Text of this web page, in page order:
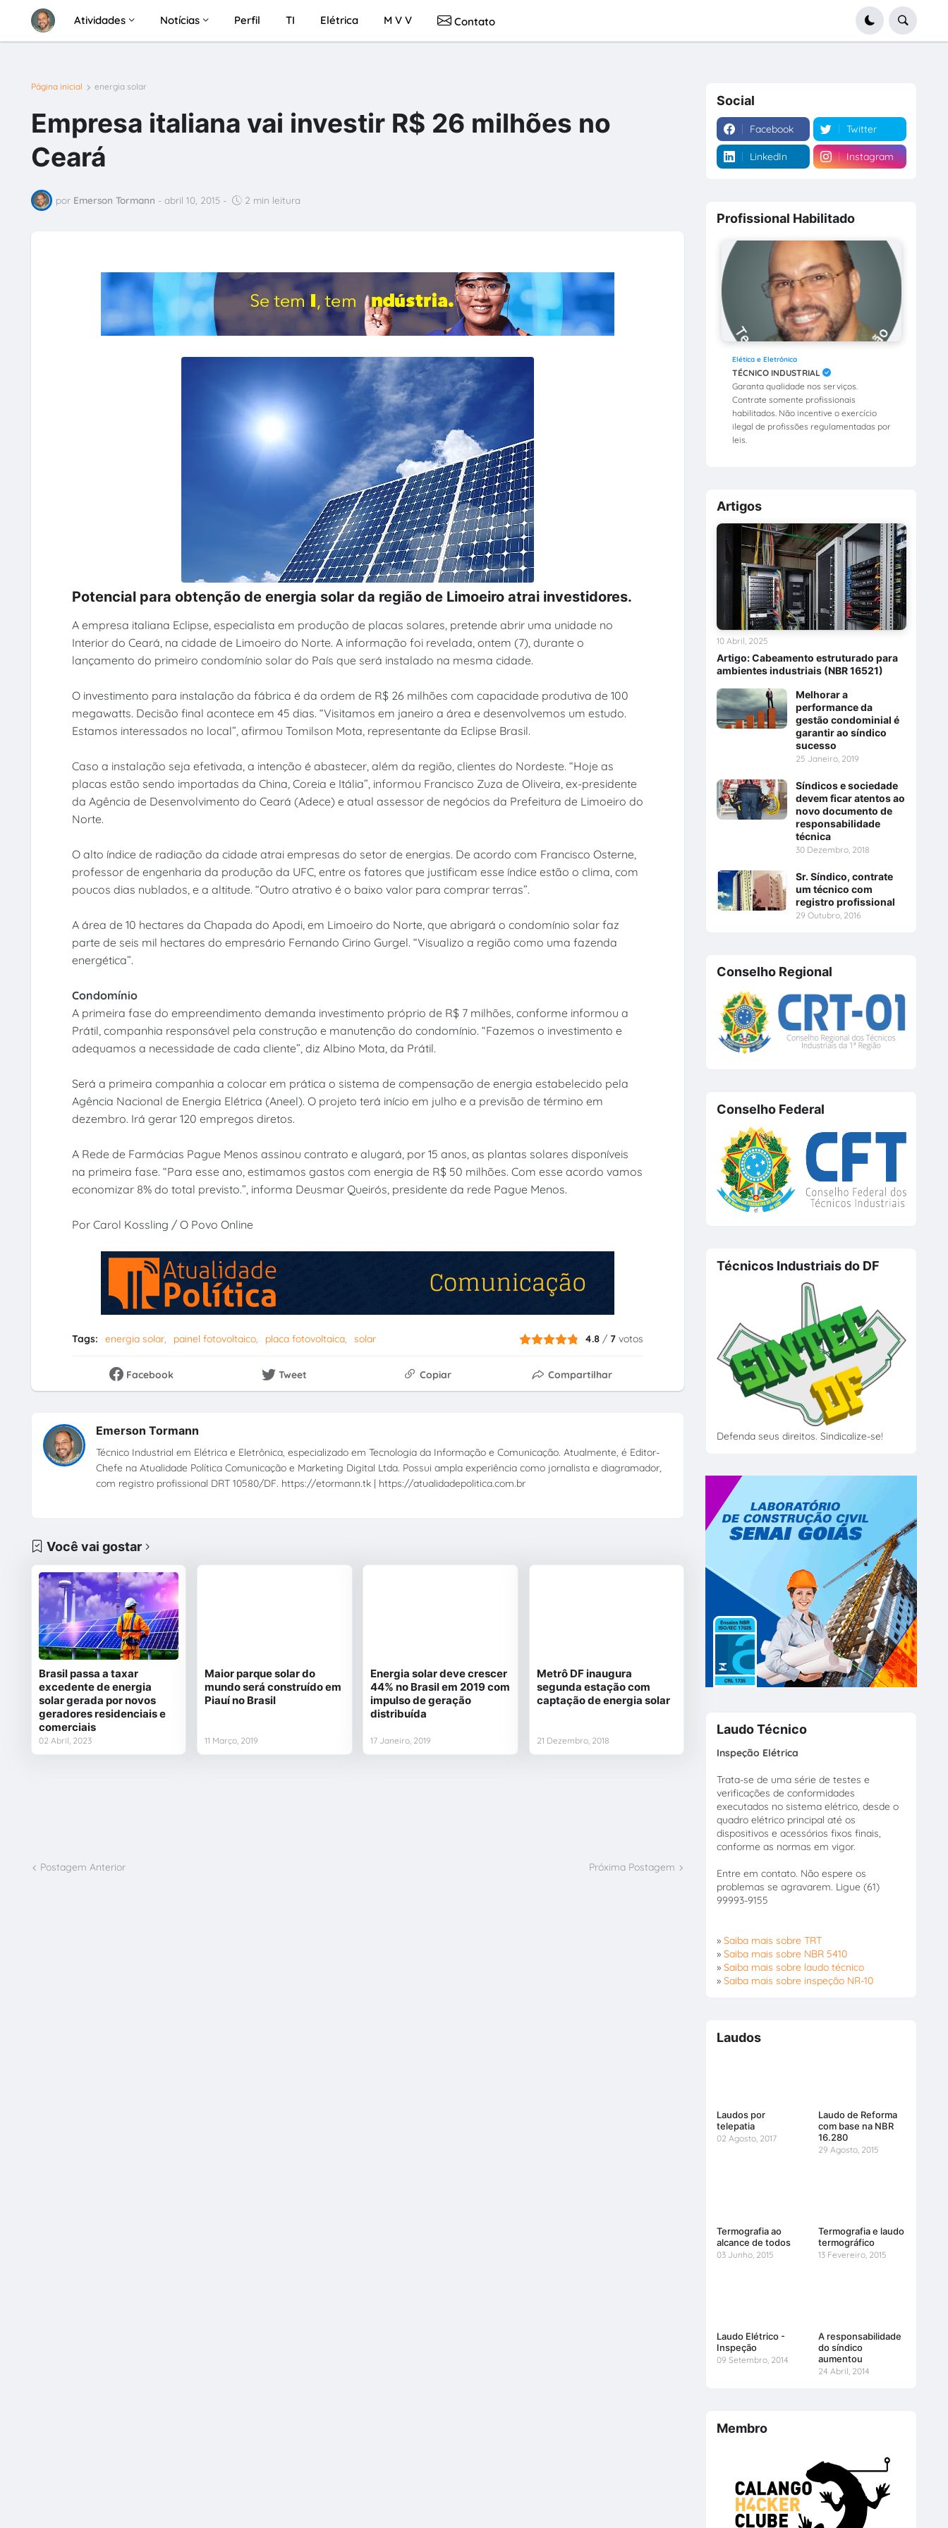
Atividades Notícias Perfil TI Elétrica M V V Contato
Página inicial energia solar
Empresa italiana vai investir R$ 26 milhões no
Ceará
por Emerson Tormann - abril 10, 2015 - 2 min leitura
Potencial para obtenção de energia solar da região de Limoeiro atrai investidores.
A empresa italiana Eclipse, especialista em produção de placas solares, pretende abrir uma unidade no
Interior do Ceará, na cidade de Limoeiro do Norte. A informação foi revelada, ontem (7), durante o
lançamento do primeiro condomínio solar do País que será instalado na mesma cidade.
O investimento para instalação da fábrica é da ordem de R$ 26 milhões com capacidade produtiva de 100
megawatts. Decisão final acontece em 45 dias. “Visitamos em janeiro a área e desenvolvemos um estudo.
Estamos interessados no local”, afirmou Tomilson Mota, representante da Eclipse Brasil.
Caso a instalação seja efetivada, a intenção é abastecer, além da região, clientes do Nordeste. “Hoje as
placas estão sendo importadas da China, Coreia e Itália”, informou Francisco Zuza de Oliveira, ex-presidente
da Agência de Desenvolvimento do Ceará (Adece) e atual assessor de negócios da Prefeitura de Limoeiro do
Norte.
O alto índice de radiação da cidade atrai empresas do setor de energias. De acordo com Francisco Osterne,
professor de engenharia da produção da UFC, entre os fatores que justificam esse índice estão o clima, com
poucos dias nublados, e a altitude. “Outro atrativo é o baixo valor para comprar terras”.
A área de 10 hectares da Chapada do Apodi, em Limoeiro do Norte, que abrigará o condomínio solar faz
parte de seis mil hectares do empresário Fernando Cirino Gurgel. “Visualizo a região como uma fazenda
energética”.
Condomínio
A primeira fase do empreendimento demanda investimento próprio de R$ 7 milhões, conforme informou a
Prátil, companhia responsável pela construção e manutenção do condomínio. “Fazemos o investimento e
adequamos a necessidade de cada cliente”, diz Albino Mota, da Prátil.
Será a primeira companhia a colocar em prática o sistema de compensação de energia estabelecido pela
Agência Nacional de Energia Elétrica (Aneel). O projeto terá início em julho e a previsão de término em
dezembro. Irá gerar 120 empregos diretos.
A Rede de Farmácias Pague Menos assinou contrato e alugará, por 15 anos, as plantas solares disponíveis
na primeira fase. “Para esse ano, estimamos gastos com energia de R$ 50 milhões. Com esse acordo vamos
economizar 8% do total previsto.”, informa Deusmar Queirós, presidente da rede Pague Menos.
Por Carol Kossling / O Povo Online
Tags: energia solar painel fotovoltaico placa fotovoltaica solar 4.8 / 7 votos
Facebook Tweet Copiar Compartilhar
Emerson Tormann
Técnico Industrial em Elétrica e Eletrônica, especializado em Tecnologia da Informação e Comunicação. Atualmente, é Editor-
Chefe na Atualidade Política Comunicação e Marketing Digital Ltda. Possui ampla experiência como jornalista e diagramador,
com registro profissional DRT 10580/DF. https://etormann.tk | https://atualidadepolitica.com.br
Você vai gostar
Brasil passa a taxar
excedente de energia
solar gerada por novos
geradores residenciais e
comerciais
02 Abril, 2023
Maior parque solar do
mundo será construído em
Piauí no Brasil
11 Março, 2019
Energia solar deve crescer
44% no Brasil em 2019 com
impulso de geração
distribuída
17 Janeiro, 2019
Metrô DF inaugura
segunda estação com
captação de energia solar
21 Dezembro, 2018
Postagem Anterior Próxima Postagem
Social
Facebook Twitter
LinkedIn Instagram
Profissional Habilitado
Elética e Eletrônica
TÉCNICO INDUSTRIAL
Garanta qualidade nos serviços.
Contrate somente profissionais
habilitados. Não incentive o exercício
ilegal de profissões regulamentadas por
leis.
Artigos
Artigo: Cabeamento estruturado para
ambientes industriais (NBR 16521)
10 Abril, 2025
Melhorar a
performance da
gestão condominial é
garantir ao síndico
sucesso
25 Janeiro, 2019
Síndicos e sociedade
devem ficar atentos ao
novo documento de
responsabilidade
técnica
30 Dezembro, 2018
Sr. Síndico, contrate
um técnico com
registro profissional
29 Outubro, 2016
Conselho Regional
Conselho Federal
Técnicos Industriais do DF
Defenda seus direitos. Sindicalize-se!
Laudo Técnico
Inspeção Elétrica
Trata-se de uma série de testes e
verificações de conformidades
executados no sistema elétrico, desde o
quadro elétrico principal até os
dispositivos e acessórios fixos finais,
conforme as normas em vigor.
Entre em contato. Não espere os
problemas se agravarem. Ligue (61)
99993-9155
» Saiba mais sobre TRT
» Saiba mais sobre NBR 5410
» Saiba mais sobre laudo técnico
» Saiba mais sobre inspeção NR-10
Laudos
Laudos por
telepatia
02 Agosto, 2017
Laudo de Reforma
com base na NBR
16.280
29 Agosto, 2015
Termografia ao
alcance de todos
03 Junho, 2015
Termografia e laudo
termográfico
13 Fevereiro, 2015
Laudo Elétrico -
Inspeção
09 Setembro, 2014
A responsabilidade
do síndico
aumentou
24 Abril, 2014
Membro